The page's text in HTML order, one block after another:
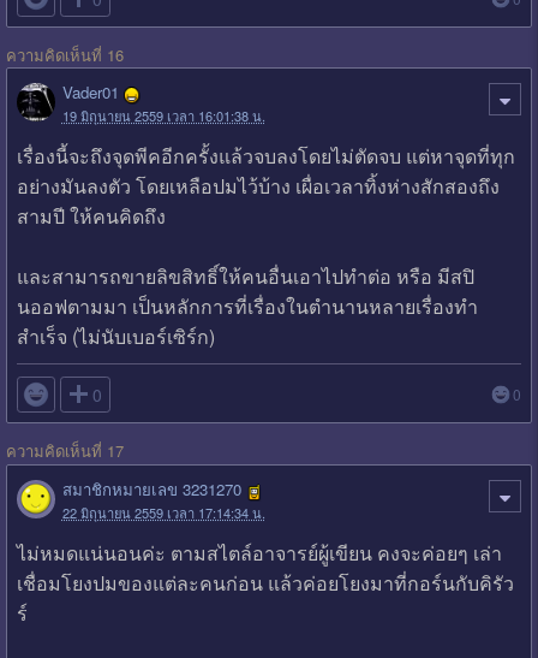
ความคิดเห็นที่ 16
Vader01
19 มิถุนายน 2559 เวลา 16:01:38 น.
เรื่องนี้จะถึงจุดพีคอีกครั้งแล้วจบลงโดยไม่ตัดจบ แต่หาจุดที่ทุก
อย่างมันลงตัว โดยเหลือปมไว้บ้าง เผื่อเวลาทิ้งห่างสักสองถึง
สามปี ให้คนคิดถึง
และสามารถขายลิขสิทธิ์ให้คนอื่นเอาไปทำต่อ หรือ มีสปิ
นออฟตามมา เป็นหลักการที่เรื่องในตำนานหลายเรื่องทำ
สำเร็จ (ไม่นับเบอร์เซิร์ก)
 0 0
ความคิดเห็นที่ 17
สมาชิกหมายเลข 3231270
22 มิถุนายน 2559 เวลา 17:14:34 น.
ไม่หมดแน่นอนค่ะ ตามสไตล์อาจารย์ผู้เขียน คงจะค่อยๆ เล่า
เชื่อมโยงปมของแต่ละคนก่อน แล้วค่อยโยงมาที่กอร์นกับคิรัว
ร์